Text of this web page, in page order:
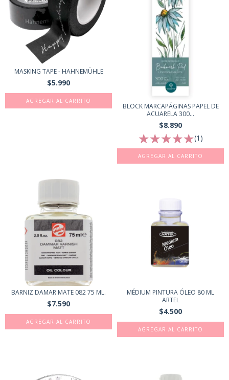
MASKING TAPE - HAHNEMÜHLE
$5.990
BLOCK MARCAPÁGINAS PAPEL DE
ACUARELA 300...
$8.890
(1)
BARNIZ DAMAR MATE 082 75 ML.
$7.590
MÉDIUM PINTURA ÓLEO 80 ML
ARTEL
$4.500